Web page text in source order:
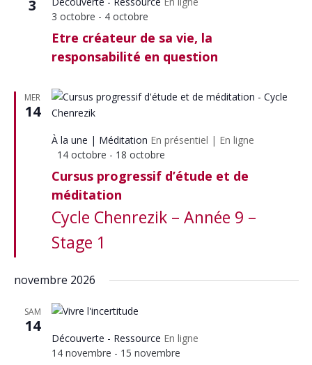
3
3 octobre - 4 octobre
Etre créateur de sa vie, la
responsabilité en question
MER
14
À la une Méditation En présentiel | En ligne
Mis
avant
14 octobre - 18 octobre
Cursus progressif d’étude et de
méditation
Cycle Chenrezik – Année 9 –
Stage 1
novembre 2026
SAM
14
Découverte - Ressource En ligne
14 novembre - 15 novembre